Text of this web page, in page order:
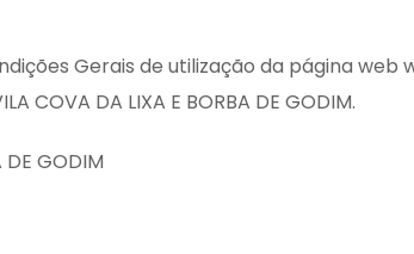
Gerais de utilização da página web
COVA DA LIXA E BORBA DE GODIM.
DE GODIM